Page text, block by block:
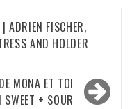
FISCHER,
AND HOLDER
MONA ET TOI
SWEET + SOUR